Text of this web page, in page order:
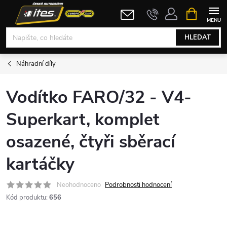
obsah
HLEDAT
NÁKUPNÍ
KOŠÍK
Náhradní díly
Vodítko FARO/32 - V4-
Superkart, komplet
osazené, čtyři sběrací
kartáčky
Neohodnoceno Podrobnosti hodnocení
Kód produktu: 656